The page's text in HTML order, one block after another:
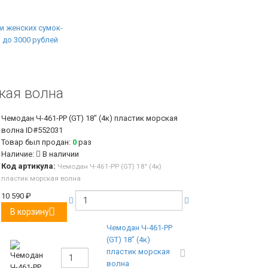
волна
Чемодан Ч-461-PP (GT) 18" (4к) пластик морская
волнаID#552031
Товар был продан: 0 раз
Наличие:
В наличии
Код артикула: Чемодан Ч-461-PP (GT) 18" (4к)
пластик морская волна
10 590₽
В корзину
Чемодан Ч-461-PP
(GT) 18" (4к)
пластик морская
волна